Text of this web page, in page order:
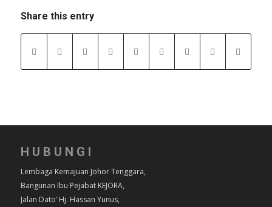
Share this entry
HUBUNGI
Lembaga Kemajuan Johor Tenggara,
Bangunan Ibu Pejabat KEJORA,
Jalan Dato’ Hj. Hassan Yunus,